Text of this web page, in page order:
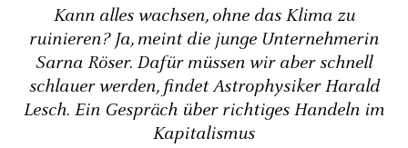
Kann alles wachsen, ohne das Klima zu
ruinieren? Ja, meint die junge Unternehmerin
Sarna Röser. Dafür müssen wir aber schnell
schlauer werden, findet Astrophysiker Harald
Lesch. Ein Gespräch über richtiges Handeln im
Kapitalismus